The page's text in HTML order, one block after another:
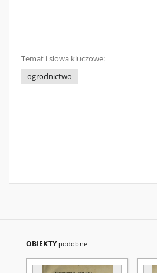
Temat i słowa kluczowe:
ogrodnictwo
OBIEKTY podobne